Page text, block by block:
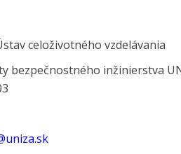
celoživotného vzdelávania
bezpečnostného inžinierstva